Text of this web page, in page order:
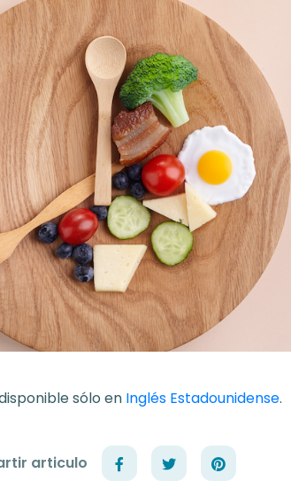
sólo en Inglés Estadounidense.
articulo